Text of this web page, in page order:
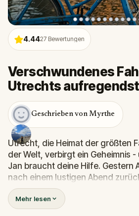
4.4427 Bewertungen
Verschwundenes
Utrechts
Geschrieben von Myrthe
Utrecht, die Heimat der größten
der Welt, verbirgt ein Geheimnis -
Jan braucht deine Hilfe. Gestern
nach einem lustigen Abend
geliebtes Fahrrad zu holen... und
dass es verschwunden war.Für
nicht nur ein Transportmittel,
Mehr lesen